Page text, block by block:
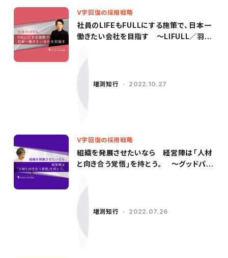
V字回復の採用戦略
社員のLIFEもFULLにする施策で、日本一
働きたい会社を目指す 〜LIFULL／羽田
増渕知行 2022.10.27
V字回復の採用戦略
組織を発展させたいなら 経営陣は「人材
と向き合う覚悟」を持とう。 〜グッドパッ
増渕知行 2022.07.26